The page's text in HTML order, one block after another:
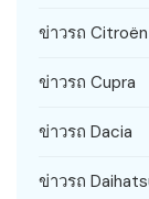
ข่าวรถ Citroën
ข่าวรถ Cupra
ข่าวรถ Dacia
ข่าวรถ